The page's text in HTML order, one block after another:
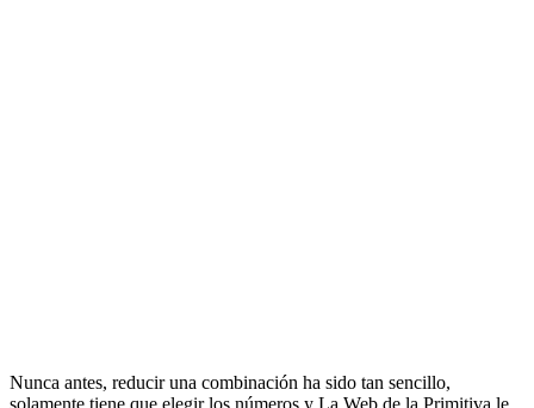
Nunca antes, reducir una combinación ha sido tan sencillo,